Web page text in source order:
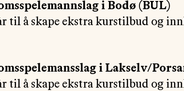
i Bodø (BUL)
til å skape ekstra kurstilbud og
i Lakselv/
til å skape ekstra kurstilbud og